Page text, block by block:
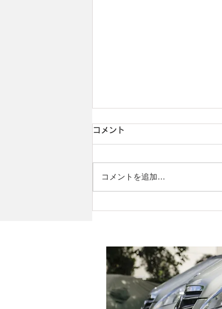
T様 日産 ジューク 左Frド
コメント
コメントを追加…